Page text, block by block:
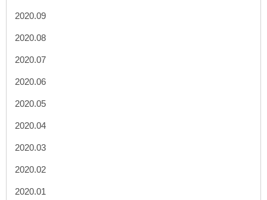
2020.09
2020.08
2020.07
2020.06
2020.05
2020.04
2020.03
2020.02
2020.01